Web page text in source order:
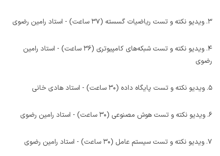
۳. ویدیو نکته و تست ریاضیات گسسته (۳۷ ساعت) - استاد رامین رضوی
۴. ویدیو نکته و تست شبکه‌های کامپیوتری (۳۶ ساعت) - استاد رامین
رضوی
۵. ویدیو نکته و تست پایگاه داده (۳۰ ساعت) - استاد هادی خانی
۶. ویدیو نکته و تست هوش مصنوعی (۳۰ ساعت) - استاد رامین رضوی
۷. ویدیو نکته و تست سیستم عامل (۳۰ ساعت) - استاد رامین رضوی